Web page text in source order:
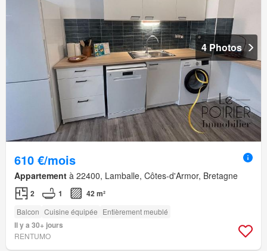
4 Photos
610 €/mois
Appartement à 22400, Lamballe, Côtes-d'Armor, Bretagne
2 1 42 m²
Balcon Cuisine équipée Entièrement meublé
Il y a 30+ jours
RENTUMO